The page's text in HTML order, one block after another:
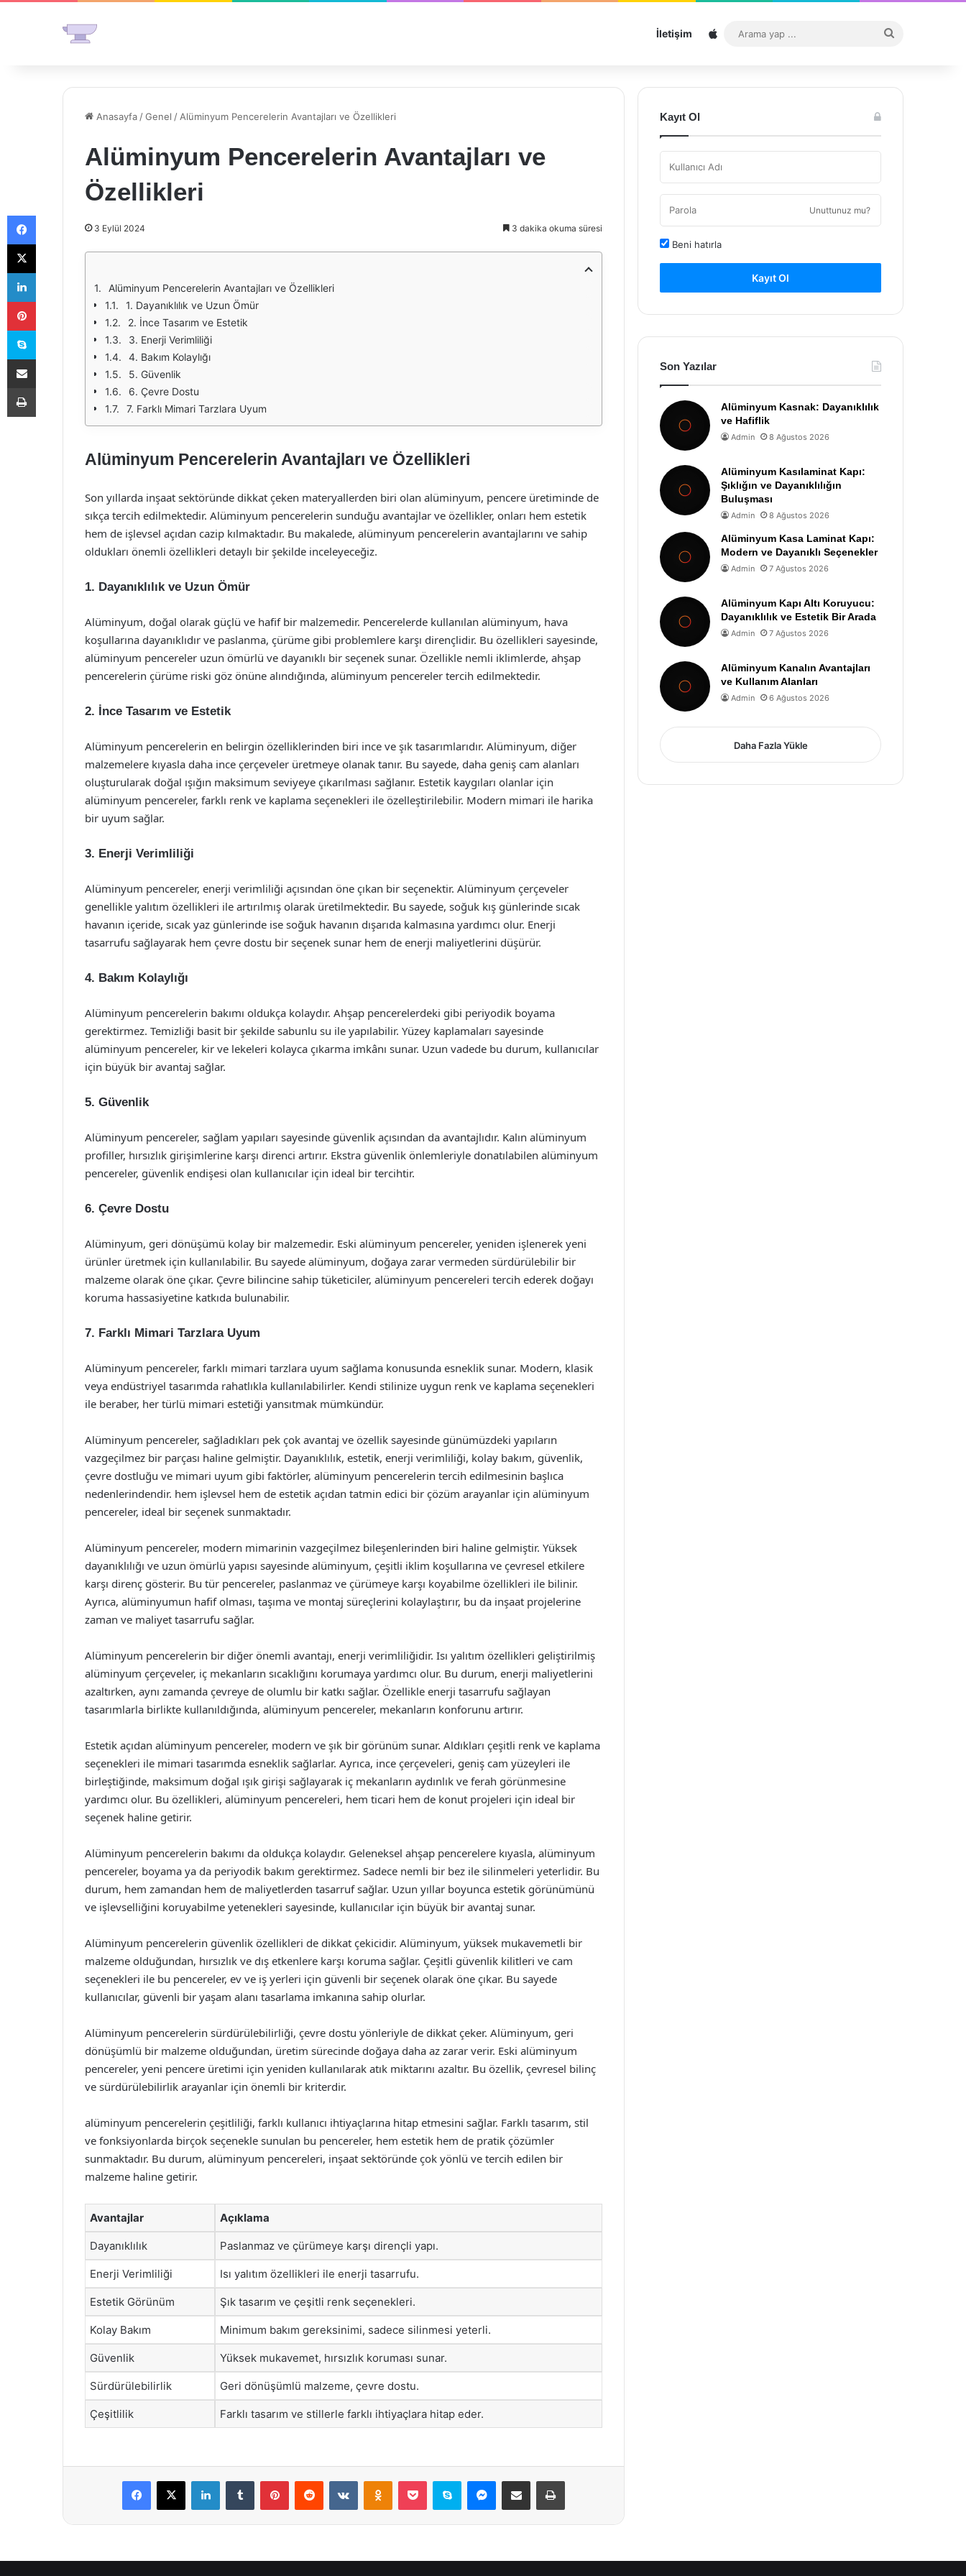
İletişim Sitemap
...
Anasayfa /Genel / Alüminyum Pencerelerin Avantajları ve Özellikleri
Alüminyum Pencerelerin Avantajları ve
Özellikleri
3 Eylül 2024 3 dakika okuma süresi
Alüminyum Pencerelerin Avantajları ve Özellikleri
1. Dayanıklılık ve Uzun Ömür
2. İnce Tasarım ve Estetik
3. Enerji Verimliliği
4. Bakım Kolaylığı
5. Güvenlik
6. Çevre Dostu
7. Farklı Mimari Tarzlara Uyum
Alüminyum Pencerelerin Avantajları ve Özellikleri
Son yıllarda inşaat sektöründe dikkat çeken materyallerden biri olan alüminyum, pencere üretiminde de
sıkça tercih edilmektedir. Alüminyum pencerelerin sunduğu avantajlar ve özellikler, onları hem estetik
hem de işlevsel açıdan cazip kılmaktadır. Bu makalede, alüminyum pencerelerin avantajlarını ve sahip
oldukları önemli özellikleri detaylı bir şekilde inceleyeceğiz.
1. Dayanıklılık ve Uzun Ömür
Alüminyum, doğal olarak güçlü ve hafif bir malzemedir. Pencerelerde kullanılan alüminyum, hava
koşullarına dayanıklıdır ve paslanma, çürüme gibi problemlere karşı dirençlidir. Bu özellikleri sayesinde,
alüminyum pencereler uzun ömürlü ve dayanıklı bir seçenek sunar. Özellikle nemli iklimlerde, ahşap
pencerelerin çürüme riski göz önüne alındığında, alüminyum pencereler tercih edilmektedir.
2. İnce Tasarım ve Estetik
Alüminyum pencerelerin en belirgin özelliklerinden biri ince ve şık tasarımlarıdır. Alüminyum, diğer
malzemelere kıyasla daha ince çerçeveler üretmeye olanak tanır. Bu sayede, daha geniş cam alanları
oluşturularak doğal ışığın maksimum seviyeye çıkarılması sağlanır. Estetik kaygıları olanlar için
alüminyum pencereler, farklı renk ve kaplama seçenekleri ile özelleştirilebilir. Modern mimari ile harika
bir uyum sağlar.
3. Enerji Verimliliği
Alüminyum pencereler, enerji verimliliği açısından öne çıkan bir seçenektir. Alüminyum çerçeveler
genellikle yalıtım özellikleri ile artırılmış olarak üretilmektedir. Bu sayede, soğuk kış günlerinde sıcak
havanın içeride, sıcak yaz günlerinde ise soğuk havanın dışarıda kalmasına yardımcı olur. Enerji
tasarrufu sağlayarak hem çevre dostu bir seçenek sunar hem de enerji maliyetlerini düşürür.
4. Bakım Kolaylığı
Alüminyum pencerelerin bakımı oldukça kolaydır. Ahşap pencerelerdeki gibi periyodik boyama
gerektirmez. Temizliği basit bir şekilde sabunlu su ile yapılabilir. Yüzey kaplamaları sayesinde
alüminyum pencereler, kir ve lekeleri kolayca çıkarma imkânı sunar. Uzun vadede bu durum, kullanıcılar
için büyük bir avantaj sağlar.
5. Güvenlik
Alüminyum pencereler, sağlam yapıları sayesinde güvenlik açısından da avantajlıdır. Kalın alüminyum
profiller, hırsızlık girişimlerine karşı direnci artırır. Ekstra güvenlik önlemleriyle donatılabilen alüminyum
pencereler, güvenlik endişesi olan kullanıcılar için ideal bir tercihtir.
6. Çevre Dostu
Alüminyum, geri dönüşümü kolay bir malzemedir. Eski alüminyum pencereler, yeniden işlenerek yeni
ürünler üretmek için kullanılabilir. Bu sayede alüminyum, doğaya zarar vermeden sürdürülebilir bir
malzeme olarak öne çıkar. Çevre bilincine sahip tüketiciler, alüminyum pencereleri tercih ederek doğayı
koruma hassasiyetine katkıda bulunabilir.
7. Farklı Mimari Tarzlara Uyum
Alüminyum pencereler, farklı mimari tarzlara uyum sağlama konusunda esneklik sunar. Modern, klasik
veya endüstriyel tasarımda rahatlıkla kullanılabilirler. Kendi stilinize uygun renk ve kaplama seçenekleri
ile beraber, her türlü mimari estetiği yansıtmak mümkündür.
Alüminyum pencereler, sağladıkları pek çok avantaj ve özellik sayesinde günümüzdeki yapıların
vazgeçilmez bir parçası haline gelmiştir. Dayanıklılık, estetik, enerji verimliliği, kolay bakım, güvenlik,
çevre dostluğu ve mimari uyum gibi faktörler, alüminyum pencerelerin tercih edilmesinin başlıca
nedenlerindendir. hem işlevsel hem de estetik açıdan tatmin edici bir çözüm arayanlar için alüminyum
pencereler, ideal bir seçenek sunmaktadır.
Alüminyum pencereler, modern mimarinin vazgeçilmez bileşenlerinden biri haline gelmiştir. Yüksek
dayanıklılığı ve uzun ömürlü yapısı sayesinde alüminyum, çeşitli iklim koşullarına ve çevresel etkilere
karşı direnç gösterir. Bu tür pencereler, paslanmaz ve çürümeye karşı koyabilme özellikleri ile bilinir.
Ayrıca, alüminyumun hafif olması, taşıma ve montaj süreçlerini kolaylaştırır, bu da inşaat projelerine
zaman ve maliyet tasarrufu sağlar.
Alüminyum pencerelerin bir diğer önemli avantajı, enerji verimliliğidir. Isı yalıtım özellikleri geliştirilmiş
alüminyum çerçeveler, iç mekanların sıcaklığını korumaya yardımcı olur. Bu durum, enerji maliyetlerini
azaltırken, aynı zamanda çevreye de olumlu bir katkı sağlar. Özellikle enerji tasarrufu sağlayan
tasarımlarla birlikte kullanıldığında, alüminyum pencereler, mekanların konforunu artırır.
Estetik açıdan alüminyum pencereler, modern ve şık bir görünüm sunar. Aldıkları çeşitli renk ve kaplama
seçenekleri ile mimari tasarımda esneklik sağlarlar. Ayrıca, ince çerçeveleri, geniş cam yüzeyleri ile
birleştiğinde, maksimum doğal ışık girişi sağlayarak iç mekanların aydınlık ve ferah görünmesine
yardımcı olur. Bu özellikleri, alüminyum pencereleri, hem ticari hem de konut projeleri için ideal bir
seçenek haline getirir.
Alüminyum pencerelerin bakımı da oldukça kolaydır. Geleneksel ahşap pencerelere kıyasla, alüminyum
pencereler, boyama ya da periyodik bakım gerektirmez. Sadece nemli bir bez ile silinmeleri yeterlidir. Bu
durum, hem zamandan hem de maliyetlerden tasarruf sağlar. Uzun yıllar boyunca estetik görünümünü
ve işlevselliğini koruyabilme yetenekleri sayesinde, kullanıcılar için büyük bir avantaj sunar.
Alüminyum pencerelerin güvenlik özellikleri de dikkat çekicidir. Alüminyum, yüksek mukavemetli bir
malzeme olduğundan, hırsızlık ve dış etkenlere karşı koruma sağlar. Çeşitli güvenlik kilitleri ve cam
seçenekleri ile bu pencereler, ev ve iş yerleri için güvenli bir seçenek olarak öne çıkar. Bu sayede
kullanıcılar, güvenli bir yaşam alanı tasarlama imkanına sahip olurlar.
Alüminyum pencerelerin sürdürülebilirliği, çevre dostu yönleriyle de dikkat çeker. Alüminyum, geri
dönüşümlü bir malzeme olduğundan, üretim sürecinde doğaya daha az zarar verir. Eski alüminyum
pencereler, yeni pencere üretimi için yeniden kullanılarak atık miktarını azaltır. Bu özellik, çevresel bilinç
ve sürdürülebilirlik arayanlar için önemli bir kriterdir.
alüminyum pencerelerin çeşitliliği, farklı kullanıcı ihtiyaçlarına hitap etmesini sağlar. Farklı tasarım, stil
ve fonksiyonlarda birçok seçenekle sunulan bu pencereler, hem estetik hem de pratik çözümler
sunmaktadır. Bu durum, alüminyum pencereleri, inşaat sektöründe çok yönlü ve tercih edilen bir
malzeme haline getirir.
Avantajlar Açıklama
Dayanıklılık Paslanmaz ve çürümeye karşı dirençli yapı.
Enerji Verimliliği Isı yalıtım özellikleri ile enerji tasarrufu.
Estetik Görünüm Şık tasarım ve çeşitli renk seçenekleri.
Kolay Bakım Minimum bakım gereksinimi, sadece silinmesi yeterli.
Güvenlik Yüksek mukavemet, hırsızlık koruması sunar.
Sürdürülebilirlik Geri dönüşümlü malzeme, çevre dostu.
Çeşitlilik Farklı tasarım ve stillerle farklı ihtiyaçlara hitap eder.
Facebook
X LinkedInTumblr PinterestReddit VKontakteOdnoklassniki
Pocket Skype Messenger
E-Posta ile paylaş Yazdır
Kayıt Ol
Unuttunuz mu?
Beni hatırla
Kayıt Ol
Son Yazılar
Alüminyum Kasnak: Dayanıklılık
ve Hafiflik
Admin 8 Ağustos 2026
Alüminyum Kasılaminat Kapı:
Şıklığın ve Dayanıklılığın
Buluşması
Admin 8 Ağustos 2026
Alüminyum Kasa Laminat Kapı:
Modern ve Dayanıklı Seçenekler
Admin 7 Ağustos 2026
Alüminyum Kapı Altı Koruyucu:
Dayanıklılık ve Estetik Bir Arada
Admin 7 Ağustos 2026
Alüminyum Kanalın Avantajları
ve Kullanım Alanları
Admin 6 Ağustos 2026
Daha Fazla Yükle
Facebook
X
LinkedIn
Pinterest
Skype
E-Posta ile paylaş